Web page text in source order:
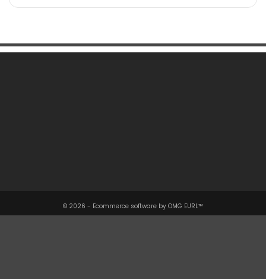
© 2026 - Ecommerce software by OMG EURL™